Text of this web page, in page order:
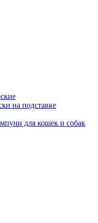
на подставке
для кошек и собак